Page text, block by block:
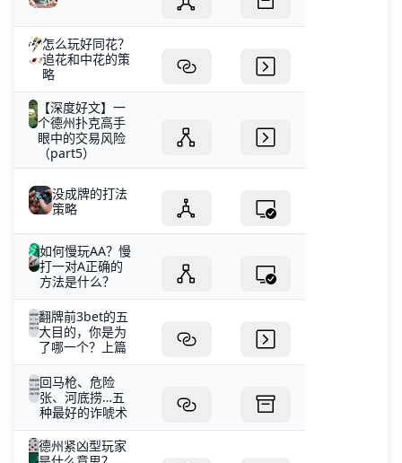
怎么玩好同花？
追花和中花的策
略
【深度好文】一
个德州扑克高手
眼中的交易风险
（part5）
没成牌的打法
策略
如何慢玩AA？慢
打一对A正确的
方法是什么？
翻牌前3bet的五
大目的，你是为
了哪一个？上篇
回马枪、危险
张、河底捞…五
种最好的诈唬术
德州紧凶型玩家